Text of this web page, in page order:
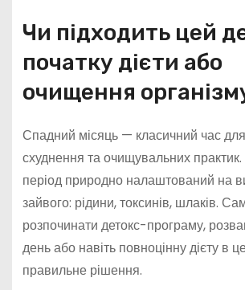
Чи підходить цей
початку дієти або
очищення
Спадний місяць — класичний час
схуднення та очищувальних
період природно налаштований на
зайвого: рідини, токсинів, шлаків.
розпочинати детокс-програму,
день або навіть повноцінну дієту в
правильне рішення.